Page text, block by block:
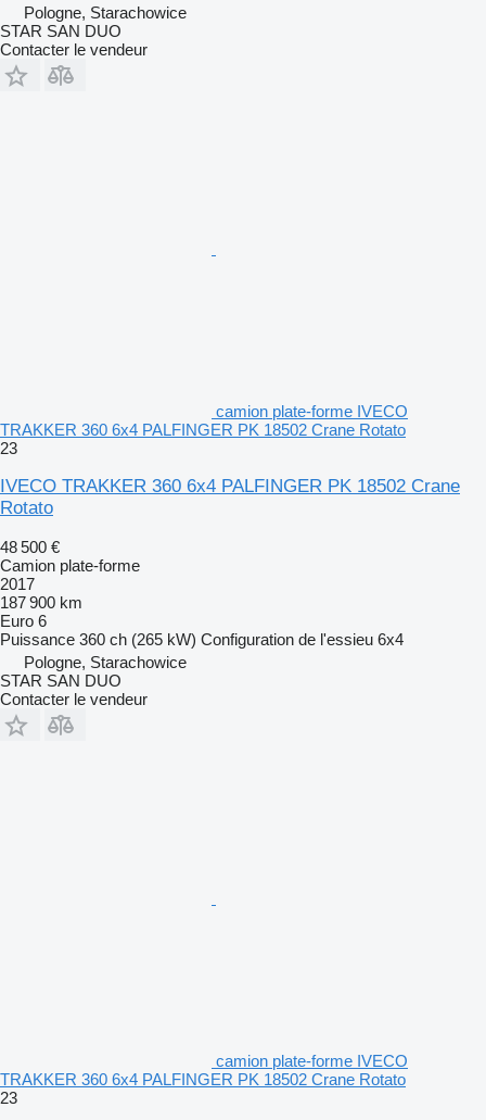
Pologne, Starachowice
STAR SAN DUO
Contacter le vendeur
camion plate-forme IVECO
TRAKKER 360 6x4 PALFINGER PK 18502 Crane Rotato
23
IVECO TRAKKER 360 6x4 PALFINGER PK 18502 Crane
Rotato
48 500 €
Camion plate-forme
2017
187 900 km
Euro 6
Puissance 360 ch (265 kW) Configuration de l'essieu 6x4
Pologne, Starachowice
STAR SAN DUO
Contacter le vendeur
camion plate-forme IVECO
TRAKKER 360 6x4 PALFINGER PK 18502 Crane Rotato
23